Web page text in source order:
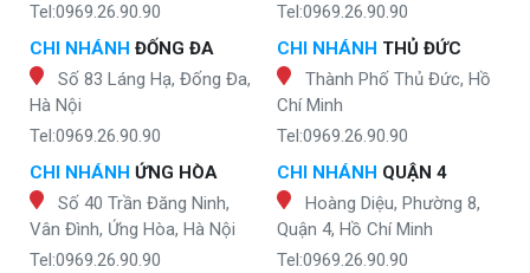
Tel:0969.26.90.90
CHI NHÁNH ĐỐNG ĐA
Số 83 Láng Hạ, Đống Đa,
Hà Nội
Tel:0969.26.90.90
CHI NHÁNH ỨNG HÒA
Số 40 Trần Đăng Ninh,
Vân Đình, Ứng Hòa, Hà Nội
Tel:0969.26.90.90
Tel:0969.26.90.90
CHI NHÁNH THỦ ĐỨC
Thành Phố Thủ Đức, Hồ
Chí Minh
Tel:0969.26.90.90
CHI NHÁNH QUẬN 4
Hoàng Diệu, Phường 8,
Quận 4, Hồ Chí Minh
Tel:0969.26.90.90